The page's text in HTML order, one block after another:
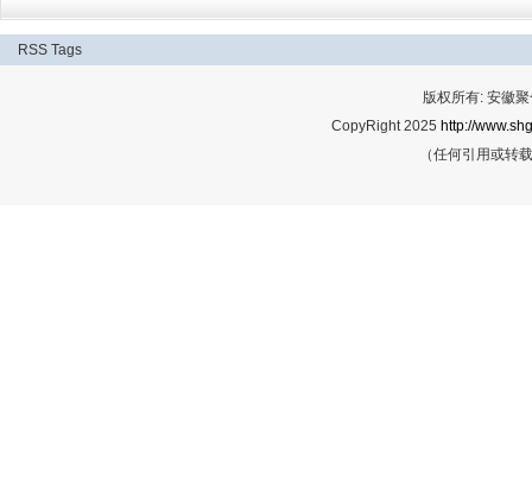
RSS Tags
版权所有: 安徽
CopyRight 2025 http://
（任何引用或转